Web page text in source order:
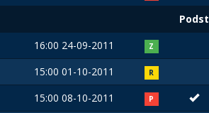
Podst
16:00 24-09-2011 Z
15:00 01-10-2011 R
15:00 08-10-2011 P